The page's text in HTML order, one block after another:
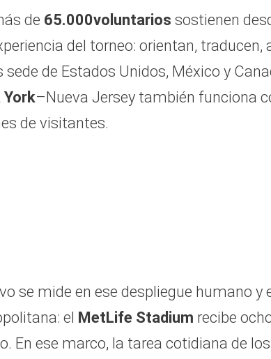
de 65.000voluntarios sostienen
del torneo: orientan, traducen,
de Estados Unidos, México y
York–Nueva Jersey también funciona
de visitantes.
se mide en ese despliegue humano y
el MetLife Stadium recibe
En ese marco, la tarea cotidiana de